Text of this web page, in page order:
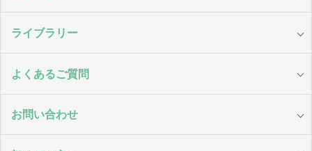
ライブラリー
よくあるご質問
お問い合わせ